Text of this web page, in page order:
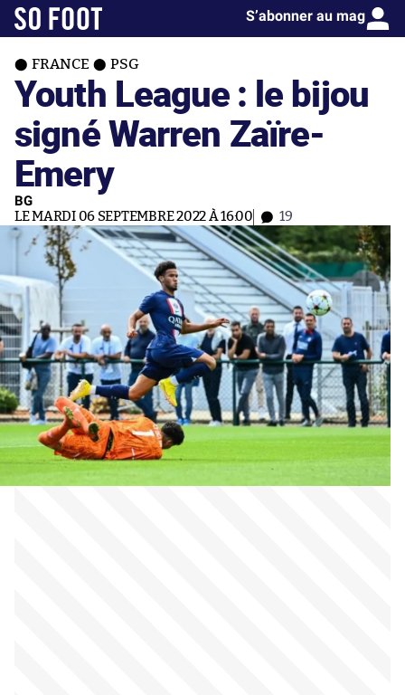
S’abonner au mag
FRANCE PSG
Youth League : le bijou
signé Warren Zaïre-
Emery
BG
LE MARDI 06 SEPTEMBRE 2022 À 16:00 19